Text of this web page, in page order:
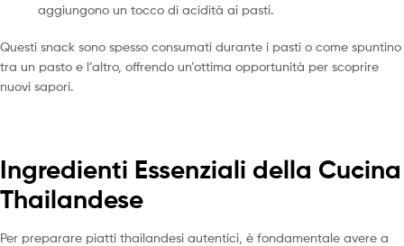
aggiungono un tocco di acidità ai pasti.
Questi snack sono spesso consumati durante i pasti o come spuntino
tra un pasto e l’altro, offrendo un’ottima opportunità per scoprire
nuovi sapori.
Ingredienti Essenziali della Cucina
Thailandese
Per preparare piatti thailandesi autentici, è fondamentale avere a